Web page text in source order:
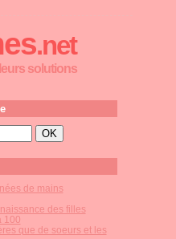
.net
solutions
de mains
des filles
100
que de soeurs et les